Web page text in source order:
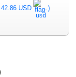
USD )